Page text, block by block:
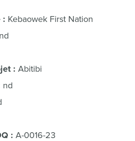
: Kebaowek First Nation
nd
: Abitibi
nd
: A-0016-23